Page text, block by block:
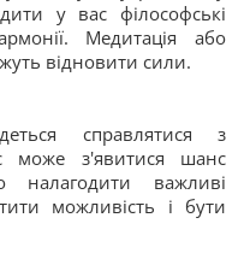
у вас філософські
Медитація або
відновити сили.
справлятися з
може з'явитися шанс
налагодити важливі
можливість і бути